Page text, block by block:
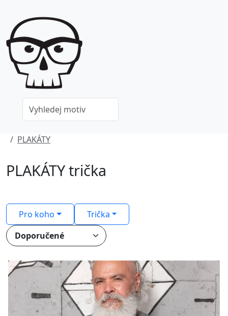
PLAKÁTY
PLAKÁTY trička
Pro koho Trička